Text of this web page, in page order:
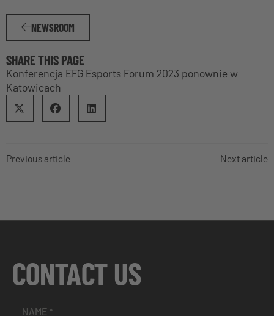
NEWSROOM
SHARE THIS PAGE
Konferencja EFG Esports Forum 2023 ponownie w
Katowicach
Previous article Next article
CONTACT US